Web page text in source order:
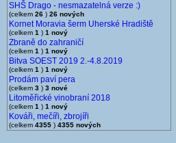
SHŠ Drago - nesmazatelná verze :)
(celkem 26 ) 26 nových
Kornet Moravia šerm Uherské Hradiště
(celkem 1 ) 1 nový
Zbraně do zahraničí
(celkem 1 ) 1 nový
Bitva SOEST 2019 2.-4.8.2019
(celkem 1 ) 1 nový
Prodám paví pera
(celkem 3 ) 3 nové
Litoměřické vinobraní 2018
(celkem 1 ) 1 nový
Kováři, mečíři, zbrojíři
(celkem 4355 ) 4355 nových